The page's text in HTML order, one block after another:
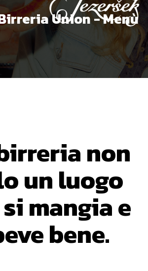
Union - Menù
non
un luogo
mangia e
bene.